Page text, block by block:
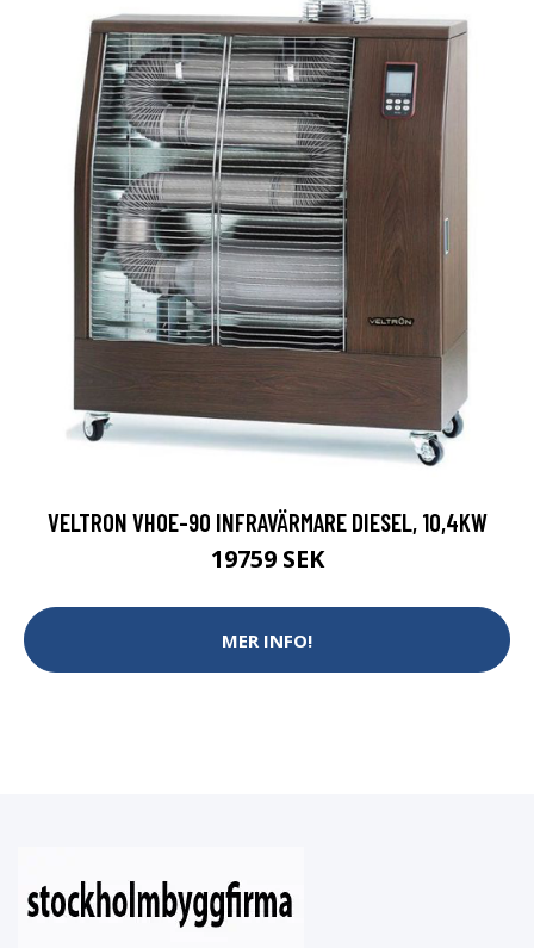
VELTRON VHOE-90 INFRAVÄRMARE DIESEL, 10,4KW
19759 SEK
MER INFO!